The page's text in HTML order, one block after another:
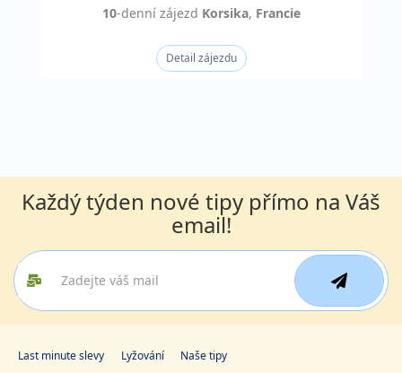
10-dennízájezd Korsika, Francie
Detail zájezdu
Každý týden nové tipy přímo na Váš
email!
Last minute slevy
Lyžování
Naše tipy